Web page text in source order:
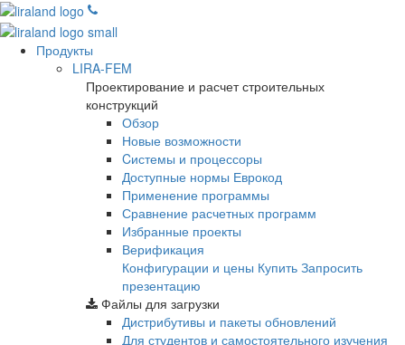
Продукты
LIRA-FEM
Проектирование и расчет строительных
конструкций
Обзор
Новые возможности
Cистемы и процессоры
Доступные нормы Еврокод
Применение программы
Сравнение расчетных программ
Избранные проекты
Верификация
Конфигурации и цены Купить Запросить
презентацию
Файлы для загрузки
Дистрибутивы и пакеты обновлений
Для студентов и самостоятельного изучения